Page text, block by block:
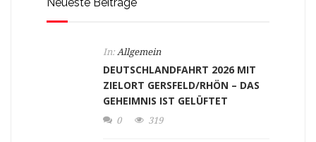
In: Allgemein
DEUTSCHLANDFAHRT 2026 MIT
ZIELORT GERSFELD/RHÖN – DAS
GEHEIMNIS IST GELÜFTET
0 319